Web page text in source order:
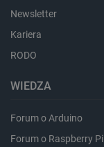
Newsletter
Kariera
RODO
WIEDZA
Forum o Arduino
Forum o Raspberry Pi